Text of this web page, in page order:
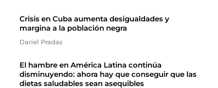
Crisis en Cuba aumenta desigualdades y
margina a la población negra
Dariel Pradas
El hambre en América Latina continúa
disminuyendo: ahora hay que conseguir que las
dietas saludables sean asequibles